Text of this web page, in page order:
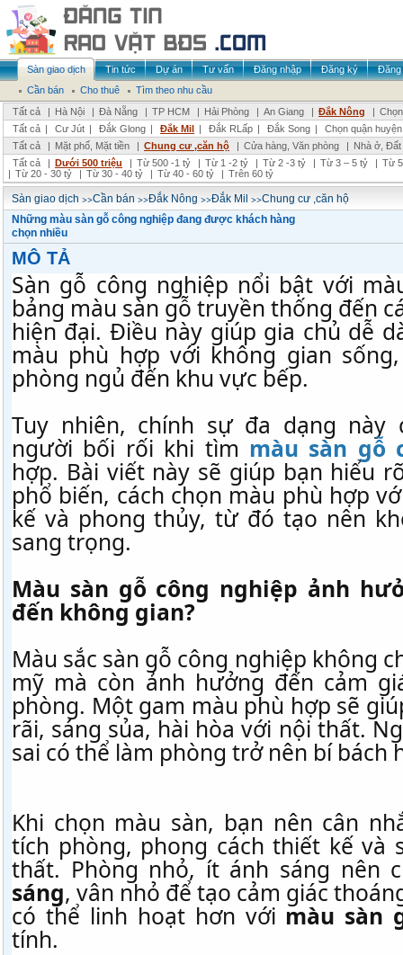
Sàn giao dịch Tin tức Dự án Tư vấn Đăng nhập Đăng ký
Đăng
Cần bán
Cho thuê
Tìm theo nhu cầu
Tất cả
| Hà Nội | Đà Nẵng | TP HCM | Hải Phòng | An Giang | Đắk Nông |
Tất cả | Cư Jút | Đắk Glong | Đắk Mil | Đắk RLấp | Đắk Song |
Chọn quận
Tất cả
| Mặt phố, Mặt tiền | Chung cư ,căn hộ | Cửa hàng, Văn phòng | Nhà ở,
Tất cả
| Dưới 500 triệu | Từ 500 -1 tỷ | Từ 1 -2 tỷ | Từ 2 -3 tỷ | Từ 3 – 5 tỷ | Từ
| Từ 20 - 30 tỷ | Từ 30 - 40 tỷ | Từ 40 - 60 tỷ | Trên 60 tỷ
Sàn giao dịch >>Cần bán >>Đắk Nông >>Đắk Mil >>Chung cư ,căn hộ
Những màu sàn gỗ công nghiệp đang được khách hàng
chọn nhiều
MÔ TẢ
Sàn gỗ công nghiệp nổi bật với
bảng màu sàn gỗ truyền thống đến
hiện đại. Điều này giúp gia chủ dễ
màu phù hợp với không gian
phòng ngủ đến khu vực bếp.
Tuy nhiên, chính sự đa dạng này
người bối rối khi tìm màu sàn gỗ
hợp. Bài viết này sẽ giúp bạn hiểu
phổ biến, cách chọn màu phù hợp
kế và phong thủy, từ đó tạo nên
sang trọng.
Màu sàn gỗ công nghiệp ảnh
đến không gian?
Màu sắc sàn gỗ công nghiệp không
mỹ mà còn ảnh hưởng đến cảm
phòng. Một gam màu phù hợp sẽ
rãi, sáng sủa, hài hòa với nội thất.
sai có thể làm phòng trở nên bí bách
Khi chọn màu sàn, bạn nên cân
tích phòng, phong cách thiết kế và
thất. Phòng nhỏ, ít ánh sáng nên
sáng, vân nhỏ để tạo cảm giác
có thể linh hoạt hơn với màu sàn
tính.